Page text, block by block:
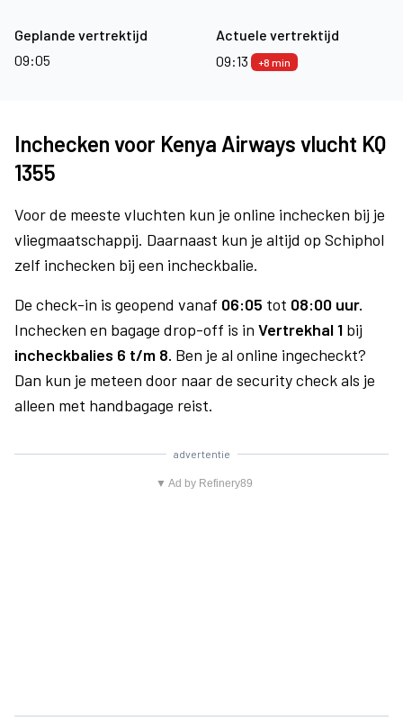
Geplande vertrektijd
09:05
Actuele vertrektijd
09:13
+8 min
Inchecken voor Kenya Airways vlucht KQ
1355
Voor de meeste vluchten kun je online inchecken bij je
vliegmaatschappij. Daarnaast kun je altijd op Schiphol
zelf inchecken bij een incheckbalie.
De check-in is geopend vanaf 06:05 tot 08:00 uur.
Inchecken en bagage drop-off is in Vertrekhal 1 bij
incheckbalies 6 t/m 8. Ben je al online ingecheckt?
Dan kun je meteen door naar de security check als je
alleen met handbagage reist.
advertentie
▼ Ad by Refinery89